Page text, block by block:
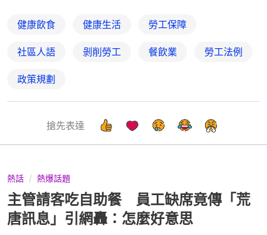
健康飲食 健康生活 勞工保障
社區人語 剝削勞工 餐飲業 勞工法例
政策規劃
搶先表達
熱話 熱爆話題
主管請客吃自助餐 員工缺席竟傳「荒
唐訊息」引網轟：怎麼好意思